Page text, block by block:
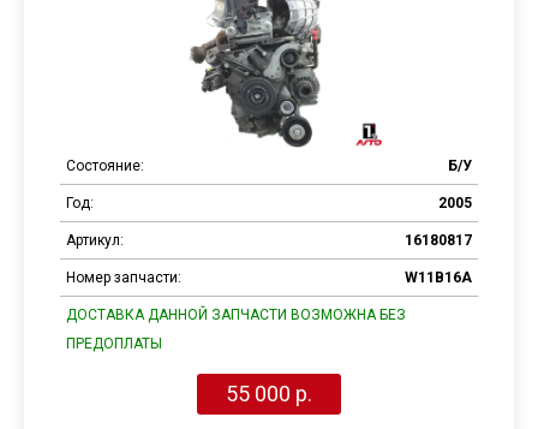
Состояние: Б/У
Год: 2005
Артикул: 16180817
Номер запчасти: W11B16A
ДОСТАВКА ДАННОЙ ЗАПЧАСТИ ВОЗМОЖНА БЕЗ
ПРЕДОПЛАТЫ
55 000 р.